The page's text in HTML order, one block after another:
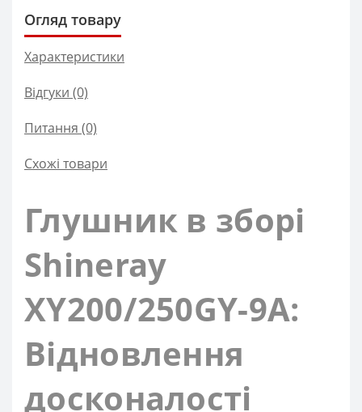
Огляд товару
Характеристики
Відгуки (0)
Питання (0)
Схожі товари
Глушник в зборі
Shineray
XY200/250GY-9A:
Відновлення
досконалості